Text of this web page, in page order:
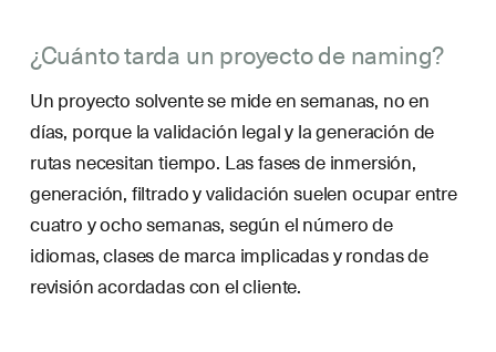
¿Cuánto tarda un proyecto de naming?
Un proyecto solvente se mide en semanas, no en
días, porque la validación legal y la generación de
rutas necesitan tiempo. Las fases de inmersión,
generación, filtrado y validación suelen ocupar entre
cuatro y ocho semanas, según el número de
idiomas, clases de marca implicadas y rondas de
revisión acordadas con el cliente.